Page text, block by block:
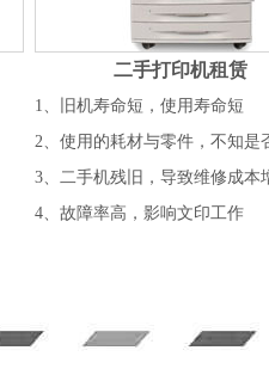
二手打印机租赁
1、旧机寿命短，使用寿命短
2、使用的耗材与零件，不知是
3、二手机残旧，导致维修成本
4、故障率高，影响文印工作